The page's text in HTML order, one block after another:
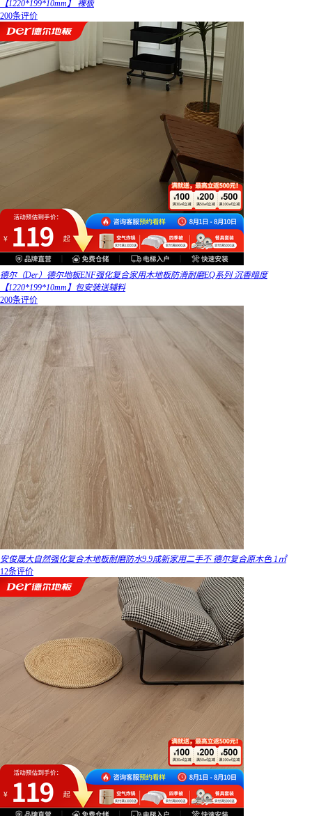
【1220*199*10mm】 裸板
200条评价
德尔（Der）德尔地板ENF强化复合家用木地板防滑耐磨EQ系列 沉香暗度
【1220*199*10mm】包安装送辅料
200条评价
安俊晟大自然强化复合木地板耐磨防水9.9成新家用二手不 德尔复合原木色 1㎡
12条评价